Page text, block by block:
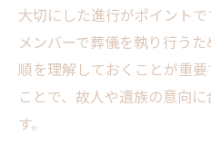
大切にした進行がポイント
メンバーで葬儀を執り行う
順を理解しておくことが重
ことで、故人や遺族の意向
す。